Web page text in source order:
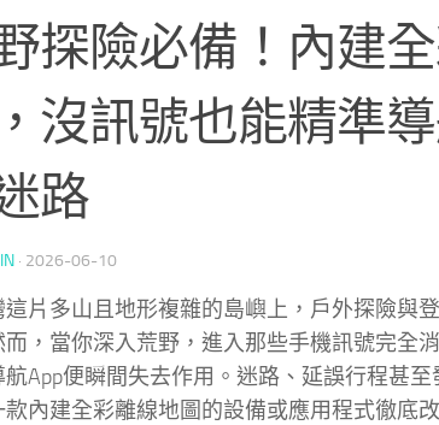
探險必備！內建
沒訊號也能精準
路
· 2026-06-10
這片多山且地形複雜的島嶼上，戶外探險與
而，當你深入荒野，進入那些手機訊號完全
航App便瞬間失去作用。迷路、延誤行程甚
款內建全彩離線地圖的設備或應用程式徹底